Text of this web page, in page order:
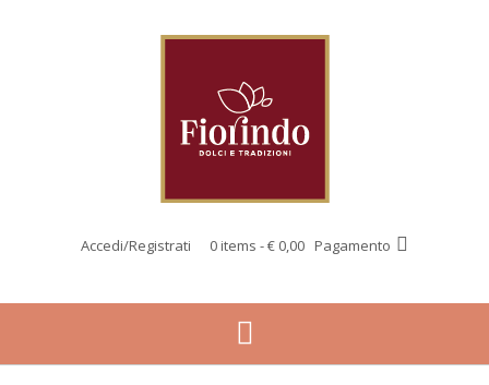
Accedi/Registrati 0 items - € 0,00 Pagamento